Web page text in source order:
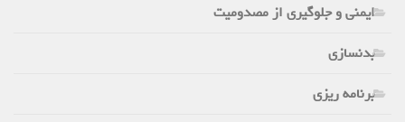
ایمنی و جلوگیری از مصدومیت
بدنسازی
برنامه ریزی